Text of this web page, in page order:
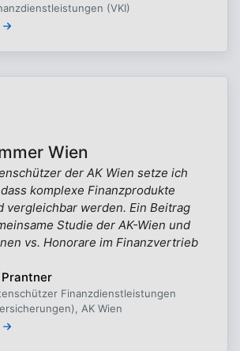
(VKI)
Wien
der AK Wien setze ich
komplexe Finanzprodukte
vergleichbar werden. Ein Beitrag
Studie der AK-Wien und
vs. Honorare im Finanzvertrieb
Finanzdienstleistungen
AK Wien